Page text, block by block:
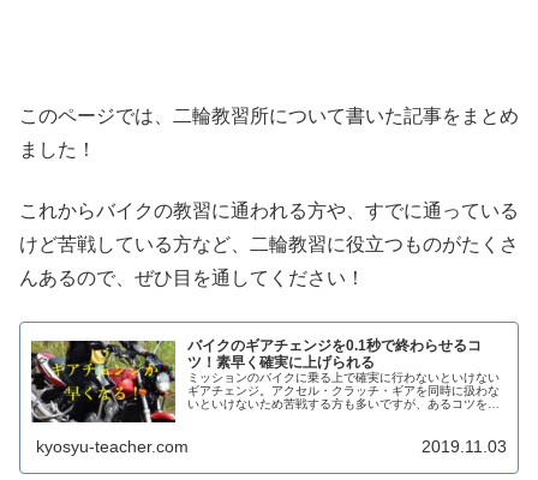
このページでは、二輪教習所について書いた記事をまとめ
ました！
これからバイクの教習に通われる方や、すでに通っている
けど苦戦している方など、二輪教習に役立つものがたくさ
んあるので、ぜひ目を通してください！
バイクのギアチェンジを0.1秒で終わらせるコ
ツ！素早く確実に上げられる
ミッションのバイクに乗る上で確実に行わないといけない
ギアチェンジ。アクセル・クラッチ・ギアを同時に扱わな
いといけないため苦戦する方も多いですが、あるコツを意
kyosyu-teacher.com 2019.11.03